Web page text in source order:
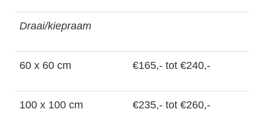
Draai/kiepraam
60 x 60 cm €165,- tot €240,-
100 x 100 cm €235,- tot €260,-